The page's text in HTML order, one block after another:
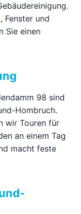
Fenster und
Sie einen
98 sind
Hombruch.
wir Touren für
an einem Tag
macht feste